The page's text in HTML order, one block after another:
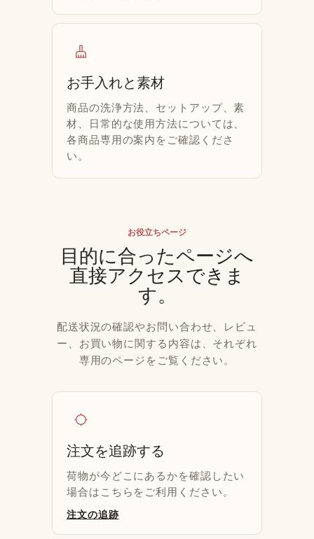
cleaning_services
お手入れと素材
商品の洗浄方法、セットアップ、素
材、日常的な使用方法については、
各商品専用の案内をご確認くださ
い。
お役立ちページ
目的に合ったページへ
直接アクセスできま
す。
配送状況の確認やお問い合わせ、レビュ
ー、お買い物に関する内容は、それぞれ
専用のページをご覧ください。
location_searching
注文を追跡する
荷物が今どこにあるかを確認したい
場合はこちらをご利用ください。
注文の追跡